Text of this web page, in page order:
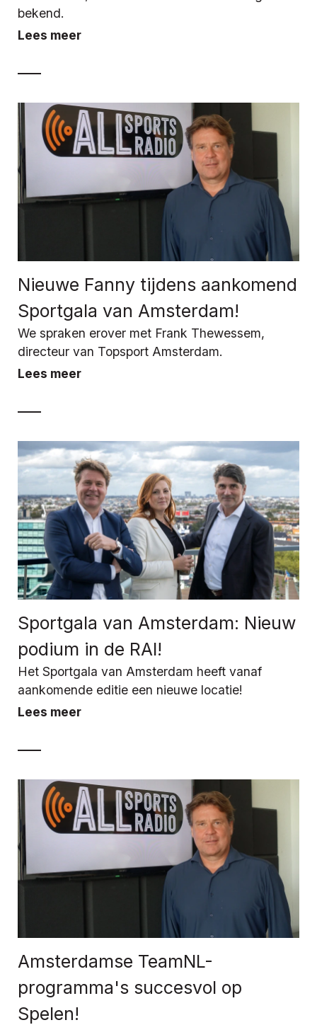
bekend.
Lees meer
Nieuwe Fanny tijdens aankomend
Sportgala van Amsterdam!
We spraken erover met Frank Thewessem,
directeur van Topsport Amsterdam.
Lees meer
Sportgala van Amsterdam: Nieuw
podium in de RAI!
Het Sportgala van Amsterdam heeft vanaf
aankomende editie een nieuwe locatie!
Lees meer
Amsterdamse TeamNL-
programma's succesvol op
Spelen!